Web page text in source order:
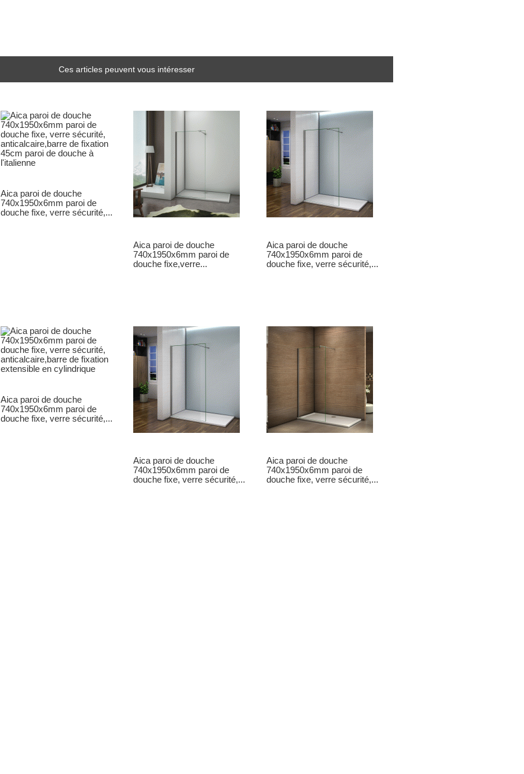
Ces articles peuvent vous intéresser
Aica paroi de douche
740x1950x6mm paroi de
douche fixe, verre sécurité,...
Aica paroi de douche
740x1950x6mm paroi de
douche fixe,verre...
Aica paroi de douche
740x1950x6mm paroi de
douche fixe, verre sécurité,...
Aica paroi de douche
740x1950x6mm paroi de
douche fixe, verre sécurité,...
Aica paroi de douche
740x1950x6mm paroi de
douche fixe, verre sécurité,...
Aica paroi de douche
740x1950x6mm paroi de
douche fixe, verre sécurité,...